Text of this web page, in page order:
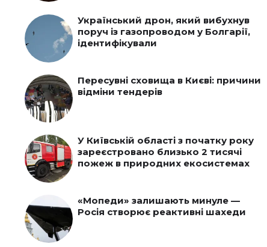
Український дрон, який вибухнув
поруч із газопроводом у Болгарії,
ідентифікували
Пересувні сховища в Києві: причини
відміни тендерів
У Київській області з початку року
зареєстровано близько 2 тисячі
пожеж в природних екосистемах
«Мопеди» залишають минуле —
Росія створює реактивні шахеди